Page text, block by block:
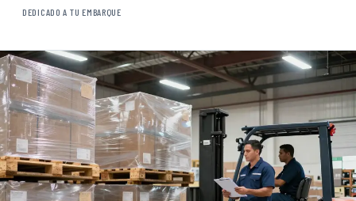
DEDICADO A TU EMBARQUE